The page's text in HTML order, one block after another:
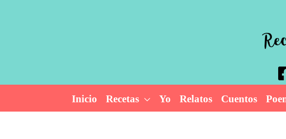
Inicio Recetas Yo Relatos Cuentos